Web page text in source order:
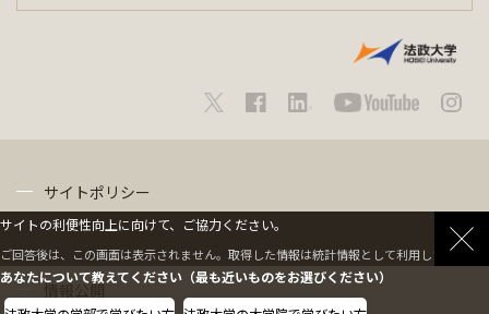
サイトポリシー
情報公開
サイトの利便性向上に向けて、ご協力ください。
ご回答後は、この画面は表示されません。取得した情報は統計情報として利用します。
あなたについて教えてください（最も近いものをお選びください）